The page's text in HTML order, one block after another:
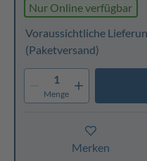
Nur Online verfügbar
Voraussichtliche
(Paketversand)
1
Menge
Merken